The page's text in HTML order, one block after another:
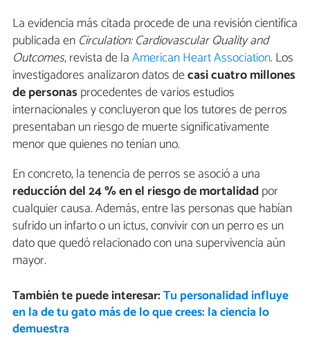
La evidencia más citada procede de una revisión científica
publicada en Circulation: Cardiovascular Quality and
Outcomes, revista de laAmerican Heart Association. Los
investigadores analizaron datos decasi cuatro millones
de personas procedentes de varios estudios
internacionales y concluyeron que los tutores de perros
presentaban un riesgo de muerte significativamente
menor que quienes no tenían uno.
En concreto, la tenencia de perros se asoció a una
reducción del 24 % en el riesgo de mortalidadpor
cualquier causa. Además, entre las personas que habían
sufrido un infarto o un ictus, convivir con un perro es un
dato que quedó relacionado con una supervivencia aún
mayor.
También te puede interesar:Tu personalidad influye
en la de tu gato más de lo que crees: la ciencia lo
demuestra